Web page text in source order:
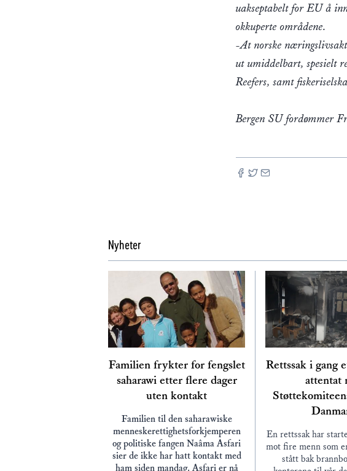
uakseptabelt for EU å
okkuperte områdene.
-At norske
ut umiddelbart, spesielt
Reefers, samt
Bergen SU fordømmer
Nyheter
Familien frykter for fengslet
saharawi etter flere dager
uten kontakt
Familien til den saharawiske
menneskerettighetsforkjemperen
og politiske fangen Naâma Asfari
sier de ikke har hatt kontakt med
ham siden mandag. Asfari er nå
Rettssak i gang
attentat
En rettssak har
mot fire menn som
stått bak